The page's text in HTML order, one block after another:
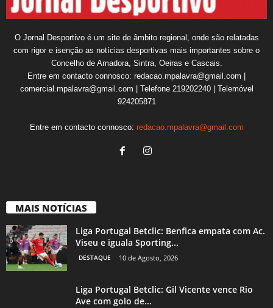
O Jornal Desportivo é um site de âmbito regional, onde são relatadas
com rigor e isenção as notícias desportivas mais importantes sobre o
Concelho de Amadora, Sintra, Oeiras e Cascais.
Entre em contacto connosco: redacao.mpalavra@gmail.com |
comercial.mpalavra@gmail.com | Telefone 219202240 | Telemóvel
924205871
Entre em contacto connosco: redacao.mpalavra@gmail.com
MAIS NOTÍCIAS
Liga Portugal Betclic: Benfica empata com Ac.
Viseu e iguala Sporting...
DESTAQUE 10 de Agosto, 2026
Liga Portugal Betclic: Gil Vicente vence Rio
Ave com golo de...